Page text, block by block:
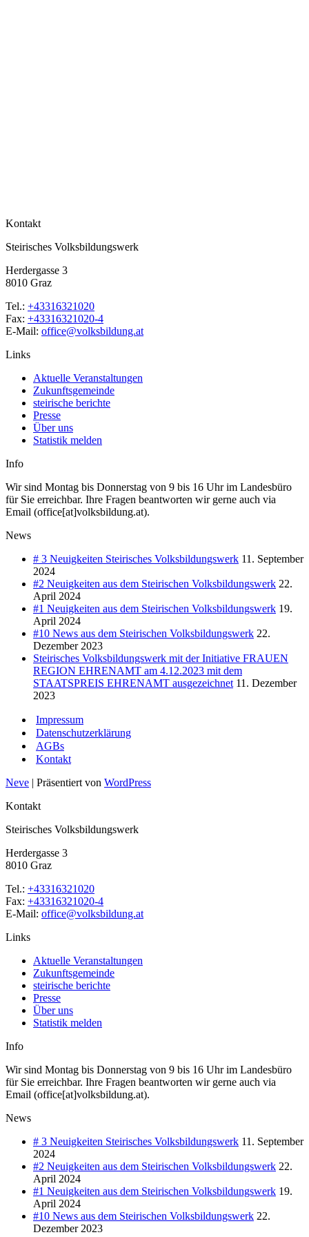
Kontakt
Steirisches Volksbildungswerk
Herdergasse 3
8010 Graz
Tel.: +43316321020
Fax: +43316321020-4
E-Mail: office@volksbildung.at
Links
Aktuelle Veranstaltungen
Zukunftsgemeinde
steirische berichte
Presse
Über uns
Statistik melden
Info
Wir sind Montag bis Donnerstag von 9 bis 16 Uhr im Landesbüro
für Sie erreichbar. Ihre Fragen beantworten wir gerne auch via
Email (office[at]volksbildung.at).
News
# 3 Neuigkeiten Steirisches Volksbildungswerk 11. September
2024
#2 Neuigkeiten aus dem Steirischen Volksbildungswerk 22.
April 2024
#1 Neuigkeiten aus dem Steirischen Volksbildungswerk 19.
April 2024
#10 News aus dem Steirischen Volksbildungswerk 22.
Dezember 2023
Steirisches Volksbildungswerk mit der Initiative FRAUEN
REGION EHRENAMT am 4.12.2023 mit dem
STAATSPREIS EHRENAMT ausgezeichnet 11. Dezember
2023
Impressum
Datenschutzerklärung
AGBs
Kontakt
Neve | Präsentiert von WordPress
Kontakt
Steirisches Volksbildungswerk
Herdergasse 3
8010 Graz
Tel.: +43316321020
Fax: +43316321020-4
E-Mail: office@volksbildung.at
Links
Aktuelle Veranstaltungen
Zukunftsgemeinde
steirische berichte
Presse
Über uns
Statistik melden
Info
Wir sind Montag bis Donnerstag von 9 bis 16 Uhr im Landesbüro
für Sie erreichbar. Ihre Fragen beantworten wir gerne auch via
Email (office[at]volksbildung.at).
News
# 3 Neuigkeiten Steirisches Volksbildungswerk 11. September
2024
#2 Neuigkeiten aus dem Steirischen Volksbildungswerk 22.
April 2024
#1 Neuigkeiten aus dem Steirischen Volksbildungswerk 19.
April 2024
#10 News aus dem Steirischen Volksbildungswerk 22.
Dezember 2023